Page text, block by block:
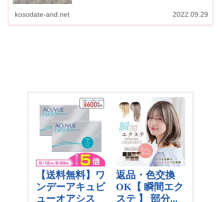
kosodate-and.net 2022.09.29